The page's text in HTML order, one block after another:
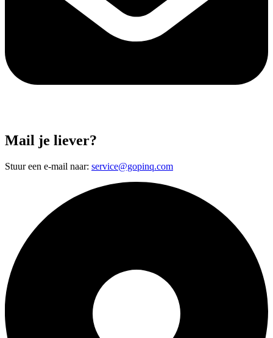
Mail je liever?
Stuur een e-mail naar: service@gopinq.com